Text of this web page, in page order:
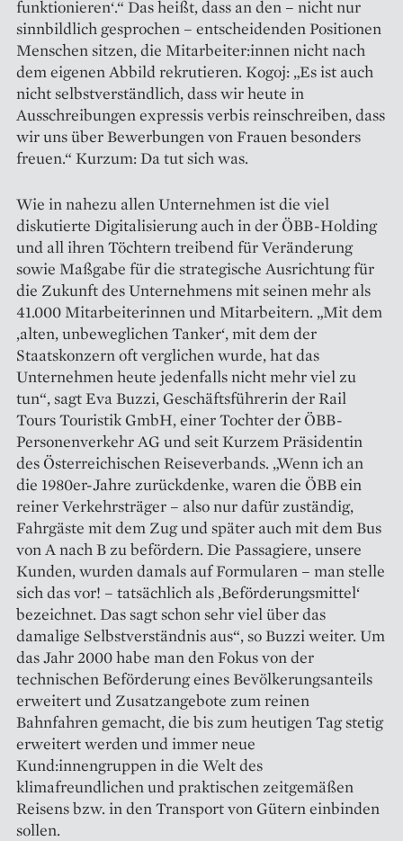
funktionieren‘.“ Das heißt, dass an den – nicht nur
sinnbildlich gesprochen – entscheidenden Positionen
Menschen sitzen, die Mitarbeiter:innen nicht nach
dem eigenen Abbild rekrutieren. Kogoj: „Es ist auch
nicht selbstverständlich, dass wir heute in
Ausschreibungen expressis verbis reinschreiben, dass
wir uns über Bewerbungen von Frauen besonders
freuen.“ Kurzum: Da tut sich was.
Wie in nahezu allen Unternehmen ist die viel
diskutierte Digitalisierung auch in der ÖBB-Holding
und all ihren Töchtern treibend für Veränderung
sowie Maßgabe für die strategische Ausrichtung für
die Zukunft des Unternehmens mit seinen mehr als
41.000 Mitarbeiterinnen und Mitarbeite­r­n. „Mit dem
‚alten, unbeweglichen Tanker‘, mit dem der
Staatskonzern oft verglichen wurde, hat das
Unternehmen heute jedenfalls nicht mehr viel zu
tun“, sagt Eva Buzzi, Geschäftsführerin der Rail
Tours Touristik GmbH, einer Tochter der ÖBB-
Personenverkehr AG und seit Kurzem Präsidentin
des Österreichischen Reiseverbands. „Wenn ich an
die 1980er-Jahre zurückdenke, waren die ÖBB ein
reiner Verkehrsträger – also nur dafür zuständig,
Fahrgäste mit dem Zug und später auch mit dem Bus
von A nach B zu befördern. Die Passagiere, ­unsere
Kunden, wurden damals auf Formularen – man stelle
sich das vor! – tatsächlich als ‚Beförderungsmittel‘
bezeichnet. Das sagt schon sehr viel über das
damalige Selbstverständnis aus“, so Buzzi weiter. Um
das Jahr 2000 habe man den Fokus von der
technischen Beförderung eines Bevölkerungsanteils
erweitert und Zusatz­angebote zum reinen
Bahnfahren gemacht, die bis zum heutigen Tag stetig
erweitert werden und immer neue
Kund:innengruppen in die Welt des
klimafreundlichen und praktischen zeitgemäßen
Reisens bzw. in den Transport von Gütern ­einbinden
sollen.